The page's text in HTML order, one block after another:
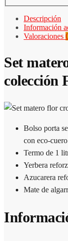
Descripción
Información
Valoraciones
Set
colección
Bolso porta
con eco-
Termo de 1
Yerbera
Azucarera
Mate de